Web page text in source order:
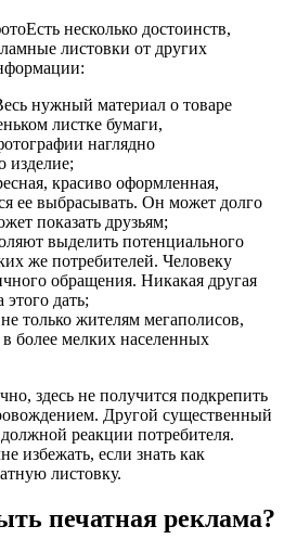
Есть несколько достоинств,
листовки от других
нужный материал о товаре
листке бумаги,
наглядно
изделие;
красиво оформленная,
ее выбрасывать. Он может долго
показать друзьям;
выделить потенциального
же потребителей. Человеку
обращения. Никакая другая
дать;
только жителям мегаполисов,
более мелких населенных
здесь не получится подкрепить
Другой существенный
реакции потребителя.
избежать, если знать как
листовку.
печатная реклама?